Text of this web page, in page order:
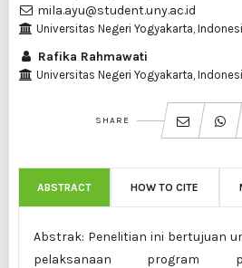
mila.ayu@student.uny.ac.id
Universitas Negeri Yogyakarta,
Rafika Rahmawati
Universitas Negeri Yogyakarta,
SHARE
ABSTRACT HOW TO CITE
Abstrak: Penelitian ini bertujuan
pelaksanaan program